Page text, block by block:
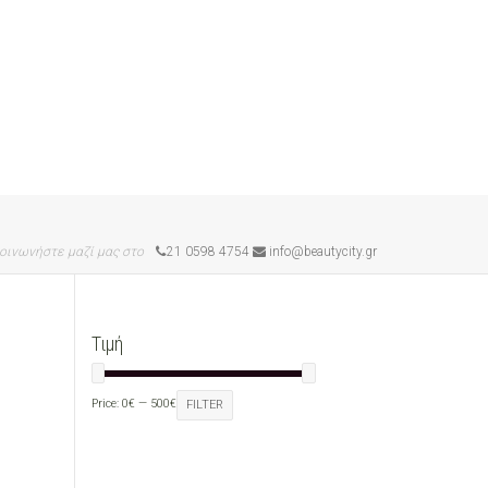
μαζί μας στο 21 0598 4754 info@beautycity.gr
Τιμή
FILTER
Price: 0€ — 500€